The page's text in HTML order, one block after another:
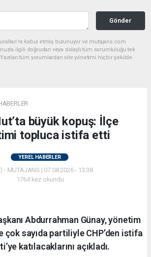
Gönder
kabul etmiş bulunuyor ve mutajans.com
ilgili doğrudan veya dolaylı tüm sorumluluğu tek
Yazılan tüm yorumlardan site yönetimi hiçbir şekilde
büyük kopuş: İlçe
topluca istifa etti
YEREL HABERLER
- MUTAJANS | 07.08.2026 - 13:38
1764 kez okundu.
Abdurrahman Günay, yönetim
çok sayıda partiliyle CHP’den istifa
katılacaklarını açıkladı.